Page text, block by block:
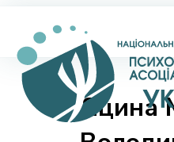
Яцина